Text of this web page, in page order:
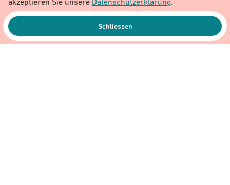
akzeptieren Sie unsere Datenschutzerklärung.
Schliessen